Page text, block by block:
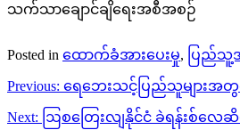
သက်သာချောင်ချိရေးအစီအစဉ်
Posted in ထောက်ခံအားပေးမှု, ပြည်သူ့
Post
navigation
Previous: ရေဘေးသင့်ပြည်သူများ
Next: ဩစတြေးလျနိုင်ငံ ခဲရန်းစ်လေ